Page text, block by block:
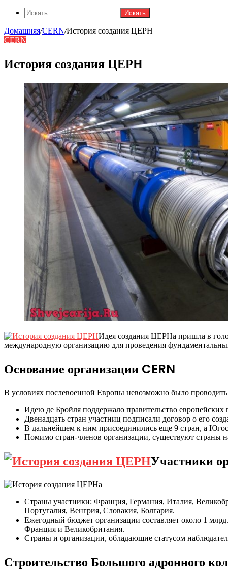
Искать
Домашняя/CERN/История создания ЦЕРН
CERN
История создания ЦЕРН
Идея создания ЦЕРНа пришла в
международную организацию для проведения
Основание организации CERN
В условиях послевоенной Европы невозможно было
Идею де Бройля поддержало правительство европейских
Двенадцать стран участниц подписали договор о его
В дальнейшем к ним присоединились еще 9 стран, а
Помимо стран-членов организации, существуют страны
Участники
Страны участники: Франция, Германия, Италия,
Португалия, Венгрия, Словакия, Болгария.
Ежегодный бюджет организации составляет около 1
Франция и Великобритания.
Страны и организации, обладающие статусом
Строительство Большого адронного